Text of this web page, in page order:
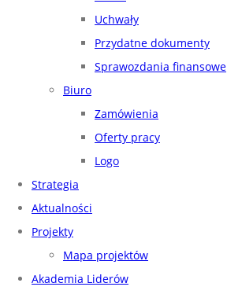
Uchwały
Przydatne dokumenty
Sprawozdania finansowe
Biuro
Zamówienia
Oferty pracy
Logo
Strategia
Aktualności
Projekty
Mapa projektów
Akademia Liderów